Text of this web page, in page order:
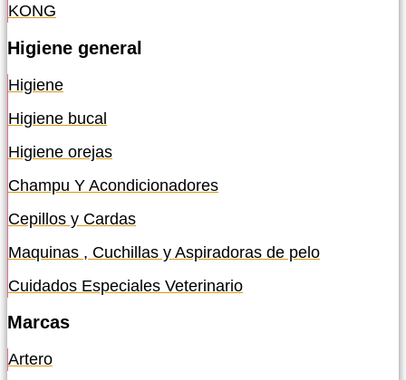
KONG
Higiene general
Higiene
Higiene bucal
Higiene orejas
Champu Y Acondicionadores
Cepillos y Cardas
Maquinas , Cuchillas y Aspiradoras de pelo
Cuidados Especiales Veterinario
Marcas
Artero